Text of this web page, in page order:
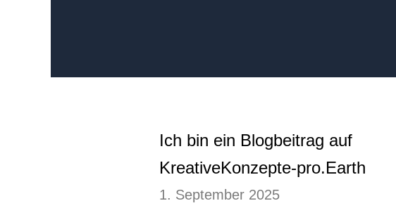
Ich bin ein Blogbeitrag auf
KreativeKonzepte-pro.Earth
1. September 2025